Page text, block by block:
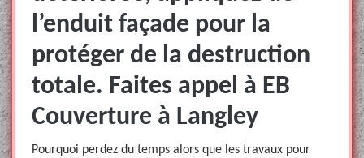
l’enduit façade pour la
protéger de la destruction
totale. Faites appel à EB
Couverture à Langley
Pourquoi perdez du temps alors que les travaux pour